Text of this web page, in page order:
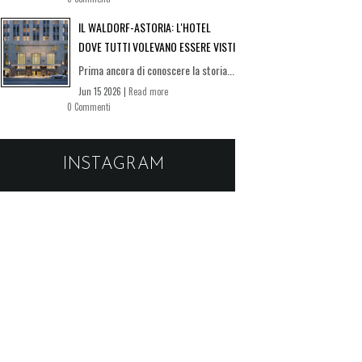
IL WALDORF-ASTORIA: L'HOTEL
DOVE TUTTI VOLEVANO ESSERE VISTI
Prima ancora di conoscere la storia...
Jun 15 2026 | Read more
0 Commenti
INSTAGRAM